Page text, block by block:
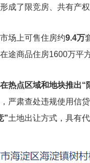
成了限竞房、共有产
场上可售住房约9.4万
途商品住房1600万平
热点区域和地块推出“
严肃查处违规使用信
”土地出让方式，具有